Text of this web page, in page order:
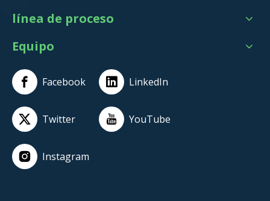
línea de proceso
Equipo
Facebook LinkedIn
Twitter YouTube
Instagram